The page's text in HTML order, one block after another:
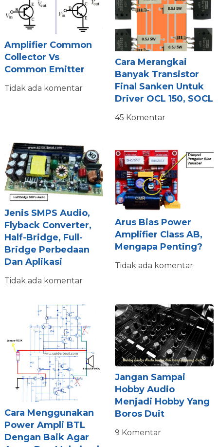
Amplifier Common
Collector Vs
Common Emitter
Tidak ada komentar
Cara Merangkai
Banyak Transistor
Final Sanken Untuk
Driver OCL 150, SOCL
45 Komentar
Jenis SMPS Audio,
Flyback Converter,
Half-Bridge, Full-
Bridge Perbedaan
Dan Aplikasi
Tidak ada komentar
Arus Bias Power
Amplifier Class AB,
Mengapa Penting?
Tidak ada komentar
Cara Menggunakan
Power Ampli BTL
Dengan Baik Agar
Jangan Sampai
Hobby Audio
Menjadi Hobby Yang
Boros Duit
9 Komentar